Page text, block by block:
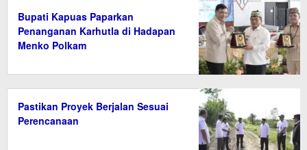
Bupati Kapuas Paparkan
Penanganan Karhutla di Hadapan
Menko Polkam
Pastikan Proyek Berjalan Sesuai
Perencanaan